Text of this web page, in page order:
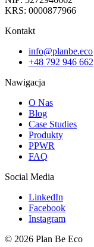
KRS: 0000877966
Kontakt
info@planbe.eco
+48 792 946 662
Nawigacja
O Nas
Blog
Case Studies
Produkty
PPWR
FAQ
Social Media
LinkedIn
Facebook
Instagram
© 2026 Plan Be Eco